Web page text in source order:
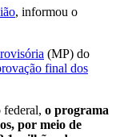
, informou o
(MP) do
final dos
federal, o programa
por meio de